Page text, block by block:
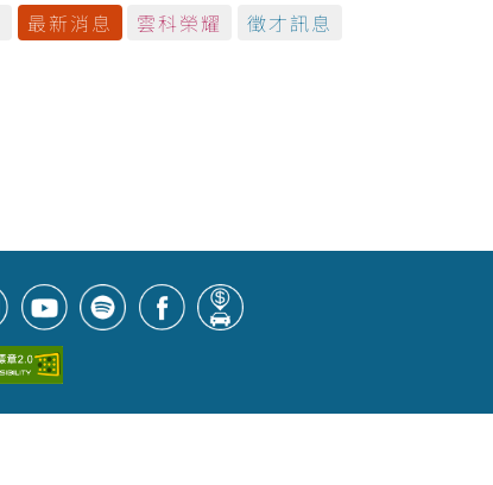
最新消息 雲科榮耀 徵才訊息